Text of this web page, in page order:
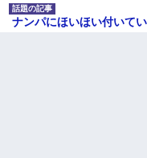
ナンパにほいほい付いて